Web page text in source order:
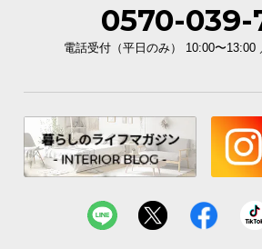
0570-039-
電話受付（平日のみ） 10:00〜13:00